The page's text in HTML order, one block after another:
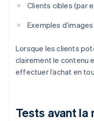
Clients cibles (par
Exemples
Lorsque les clients
clairement le contenu
effectuer l’achat en
Tests avant la